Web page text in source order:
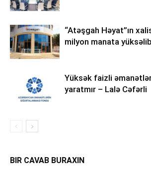
“Atəşgah Həyat”ın
milyon manata yüksəlib
Yüksək faizli
yaratmır – Lalə Cəfərli
BIR CAVAB BURAXIN